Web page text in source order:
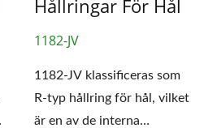
Hållringar För Hål
1182-JV
1182-JV klassificeras som
R-typ hållring för hål, vilket
är en av de interna